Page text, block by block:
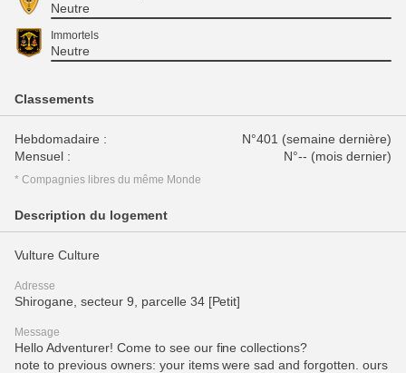
Neutre
Immortels
Neutre
Classements
Hebdomadaire :
N°401 (semaine dernière)
Mensuel :
N°-- (mois dernier)
* Compagnies libres du même Monde
Description du logement
Vulture Culture
Adresse
Shirogane, secteur 9, parcelle 34 [Petit]
Message
Hello Adventurer! Come to see our fine collections?
note to previous owners: your items were sad and forgotten. ours